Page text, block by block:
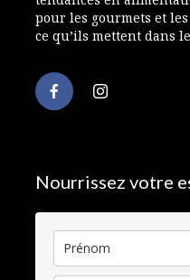
pour les gourmets et
ce qu’ils mettent dans
Nourrissez votre